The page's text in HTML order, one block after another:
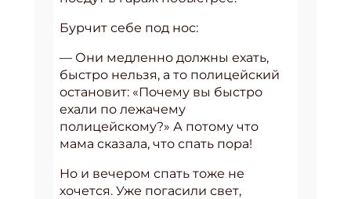
Бурчит себе под нос:
— Они медленно должны ехать,
быстро нельзя, а то полицейский
остановит: «Почему вы быстро
ехали по лежачему
полицейскому?» А потому что
мама сказала, что спать пора!
Но и вечером спать тоже не
хочется. Уже погасили свет,